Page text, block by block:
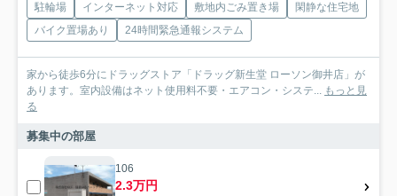
駐輪場 インターネット対応 敷地内ごみ置き場
閑静な住宅地
バイク置場あり
24時間緊急通報システム
家から徒歩6分にドラッグストア「ドラッグ新生堂 ローソン御井店」が
あります。室内設備はネット使用料不要・エアコン・システ... もっと見
る
募集中の部屋
106
2.3万円